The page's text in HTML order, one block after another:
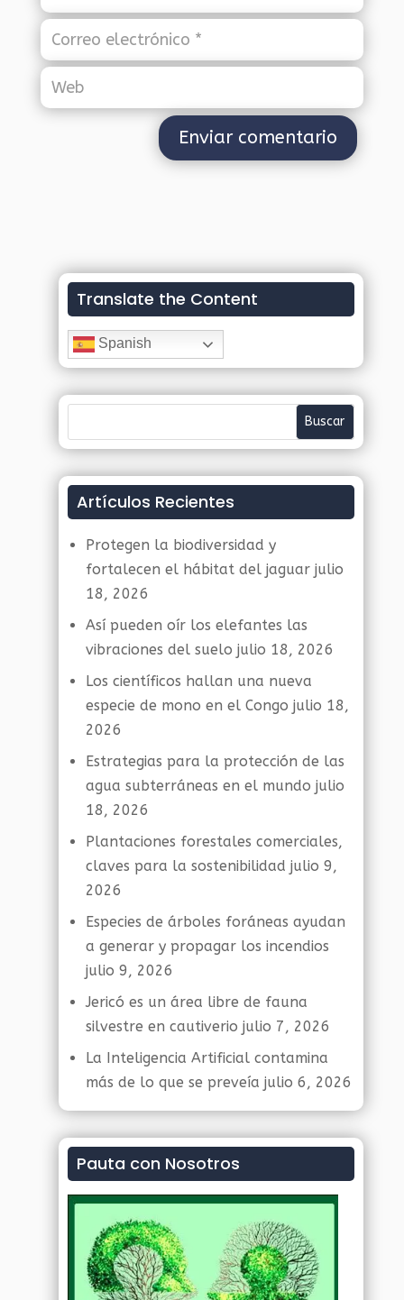
Translate the Content
Spanish
Artículos Recientes
Protegen la biodiversidad y
fortalecen el hábitat del jaguar julio
18, 2026
Así pueden oír los elefantes las
vibraciones del suelo julio 18, 2026
Los científicos hallan una nueva
especie de mono en el Congo julio 18,
2026
Estrategias para la protección de las
agua subterráneas en el mundo julio
18, 2026
Plantaciones forestales comerciales,
claves para la sostenibilidad julio 9,
2026
Especies de árboles foráneas ayudan
a generar y propagar los incendios
julio 9, 2026
Jericó es un área libre de fauna
silvestre en cautiverio julio 7, 2026
La Inteligencia Artificial contamina
más de lo que se preveía julio 6, 2026
Pauta con Nosotros